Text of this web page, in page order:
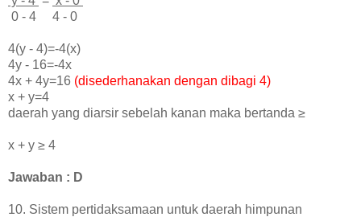
0 - 4 4 - 0
4(y - 4)=-4(x)
4y - 16=-4x
4x + 4y=16 (disederhanakan dengan dibagi 4)
x + y=4
daerah yang diarsir sebelah kanan maka bertanda ≥
x + y ≥ 4
Jawaban : D
10. Sistem pertidaksamaan untuk daerah himpunan